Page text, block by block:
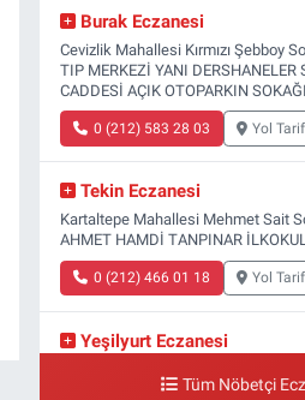
Burak Eczanesi
Cevizlik Mahallesi Kırmızı Şebboy
TIP MERKEZİ YANI DERSHANELER
CADDESİ AÇIK OTOPARKIN SOKAĞI
0 (212) 583 28 03 Yol
Tekin Eczanesi
Kartaltepe Mahallesi Mehmet Sait
AHMET HAMDİ TANPINAR
0 (212) 466 01 18 Yol
Yeşilyurt Eczanesi
Tüm Nöbetçi